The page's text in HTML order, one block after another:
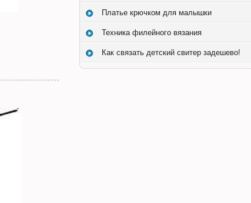
Платье крючком для малышки
Техника филейного вязания
Как связать детский свитер задешево!